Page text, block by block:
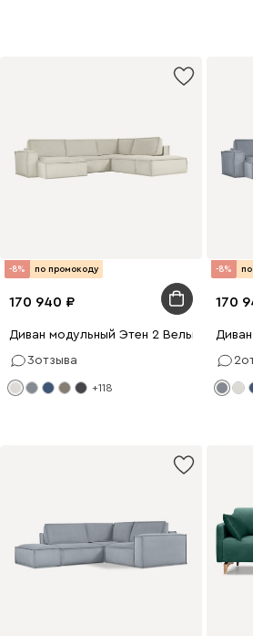
-8% по промокоду
170 940
Диван модульный Этен 2 Вельвет
3отзыва
+118
-8%
170
2